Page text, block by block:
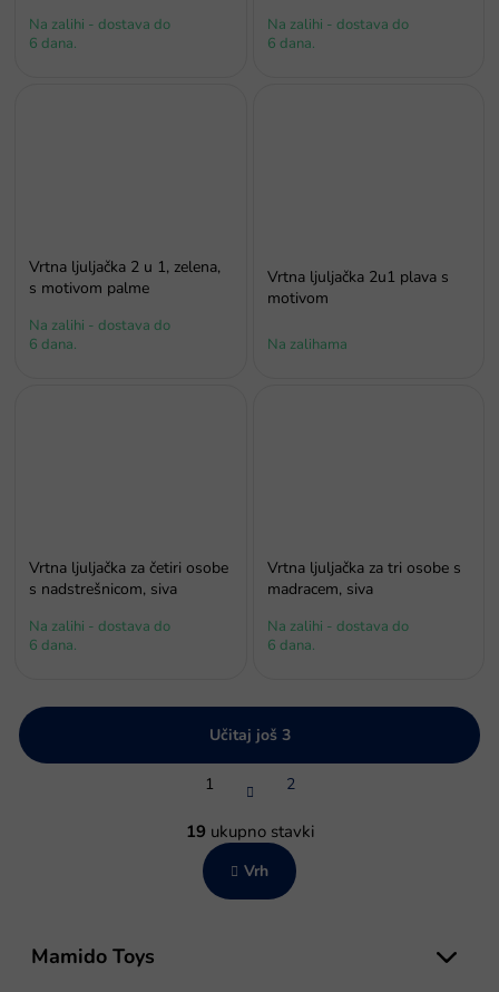
Na zalihi - dostava do
6 dana.
Na zalihi - dostava do
6 dana.
Vrtna ljuljačka 2 u 1, zelena,
s motivom palme
Na zalihi - dostava do
6 dana.
Vrtna ljuljačka 2u1 plava s
motivom
Na zalihama
Vrtna ljuljačka za četiri osobe
s nadstrešnicom, siva
Na zalihi - dostava do
6 dana.
Vrtna ljuljačka za tri osobe s
madracem, siva
Na zalihi - dostava do
6 dana.
o
t
r
Učitaj još 3
P
a
i
n
a
i
1 2
19 ukupno stavki
Vrh
Mamido Toys